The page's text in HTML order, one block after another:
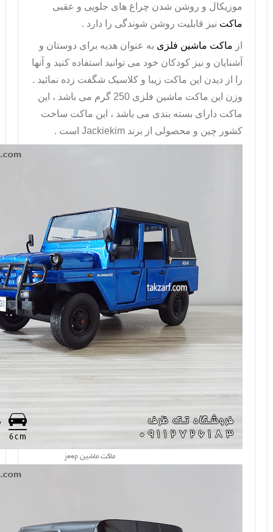
موزیکال و روشن شدن چراغ های جلویی و عقبی
ماکت نیز قابلیت روشن شوندگی را دارد .
از ماکت ماشین فلزی به عنوان هدیه برای دوستان و
آشنایان و نیز کودکان خود می توانید استفاده کنید و آنها
را از دیدن این ماکت زیبا و کلاسیک شگفت زده نمائید .
وزن این ماکت ماشین فلزی 250 گرم می باشد ، این
ماکت دارای بسته بندی می باشد ، این ماکت ساخت
کشور چین و محصولی از برند Jackiekim است .
ماکت ماشین jeep